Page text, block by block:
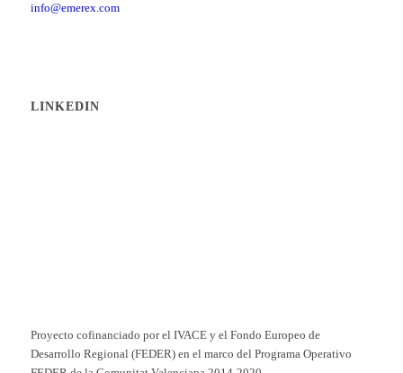
info@emerex.com
LINKEDIN
Proyecto cofinanciado por el IVACE y el Fondo Europeo de
Desarrollo Regional (FEDER) en el marco del Programa Operativo